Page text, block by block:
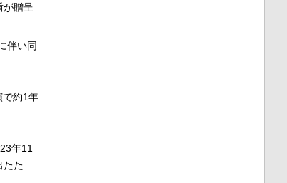
が贈呈
伴い同
で約1年
年11
たた